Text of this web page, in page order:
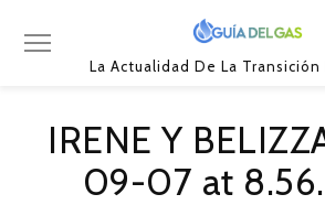
La Actualidad De La Transición
IRENE Y
09-07 at